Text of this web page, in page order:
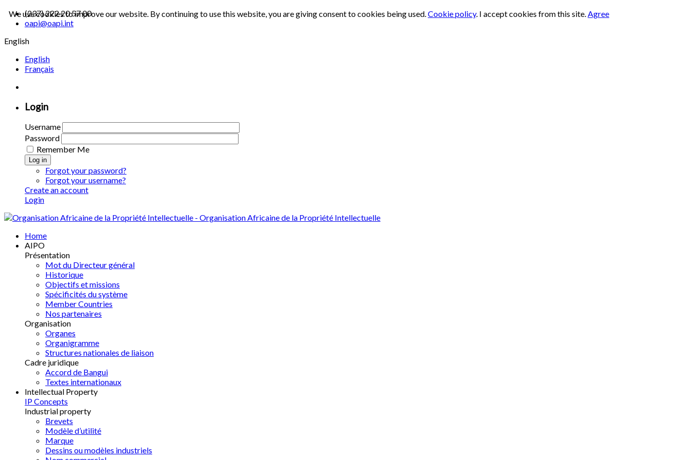
(237) 222 20 57 00
oapi@oapi.int
English
English
Français
Login
Username
Password
Remember Me
Log in
Forgot your password?
Forgot your username?
Create an account
Login
Home
AIPO
Présentation
Mot du Directeur général
Historique
Objectifs et missions
Spécificités du système
Member Countries
Nos partenaires
Organisation
Organes
Organigramme
Structures nationales de liaison
Cadre juridique
Accord de Bangui
Textes internationaux
Intellectual Property
IP Concepts
Industrial property
Brevets
Modèle d’utilité
Marque
Dessins ou modèles industriels
We use cookies to improve our website. By continuing to use this website, you are giving consent to cookies being used.Cookie policy. I accept cookies from this site.Agree